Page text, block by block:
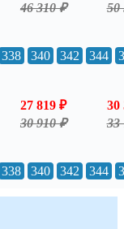
46 310 ₽
50
338 340 342 344
27 819 ₽
30 910 ₽
30
33
338 340 342 344